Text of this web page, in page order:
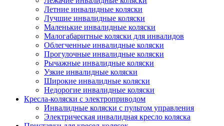
Летние инвалидные коляски
Лучшие инвалидные коляски
Маленькие инвалидные коляски
Малогабаритные коляски для инвалидов
Облегченные инвалидные коляски
Прогулочные инвалидные коляски
Рычажные инвалидные коляски
Узкие инвалидные коляски
Широкие инвалидные коляски
Недорогие инвалидные коляски
Кресла-коляски с электроприводом
Инвалидные коляски с пультом управления
Электрическая инвалидная кресло коляска